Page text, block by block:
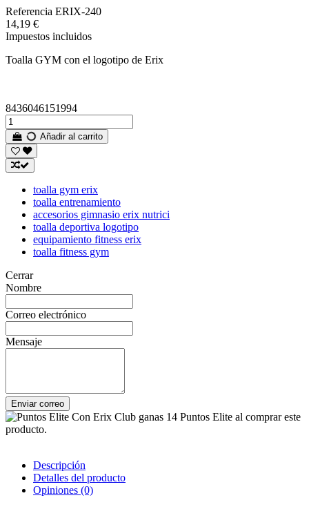
Referencia ERIX-240
14,19 €
Impuestos incluidos
Toalla GYM con el logotipo de Erix
8436046151994
Añadir al carrito
toalla gym erix
toalla entrenamiento
accesorios gimnasio erix nutrici
toalla deportiva logotipo
equipamiento fitness erix
toalla fitness gym
Cerrar
Nombre
Correo electrónico
Mensaje
Enviar correo
Con Erix Club ganas 14 Puntos Elite al comprar este
producto.
Descripción
Detalles del producto
Opiniones (0)